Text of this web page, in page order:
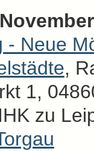
- Neue
,
1,
zu